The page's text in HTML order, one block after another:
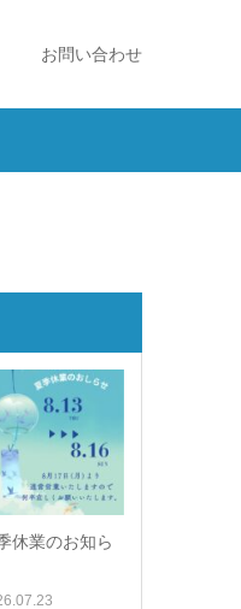
お問い合わせ
休業のお知ら